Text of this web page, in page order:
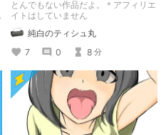
とんでもない作品だよ。＊アフィリエ
イトはしていません
純白のティシュ丸
7
0 8 分